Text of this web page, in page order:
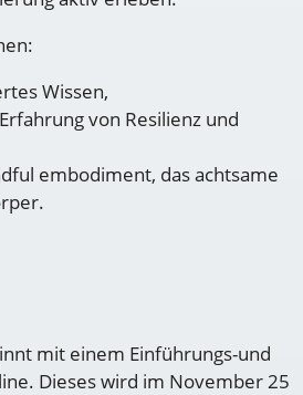
Wissen,
von Resilienz und
embodiment, das achtsame
mit einem Einführungs-und
Dieses wird im November 25